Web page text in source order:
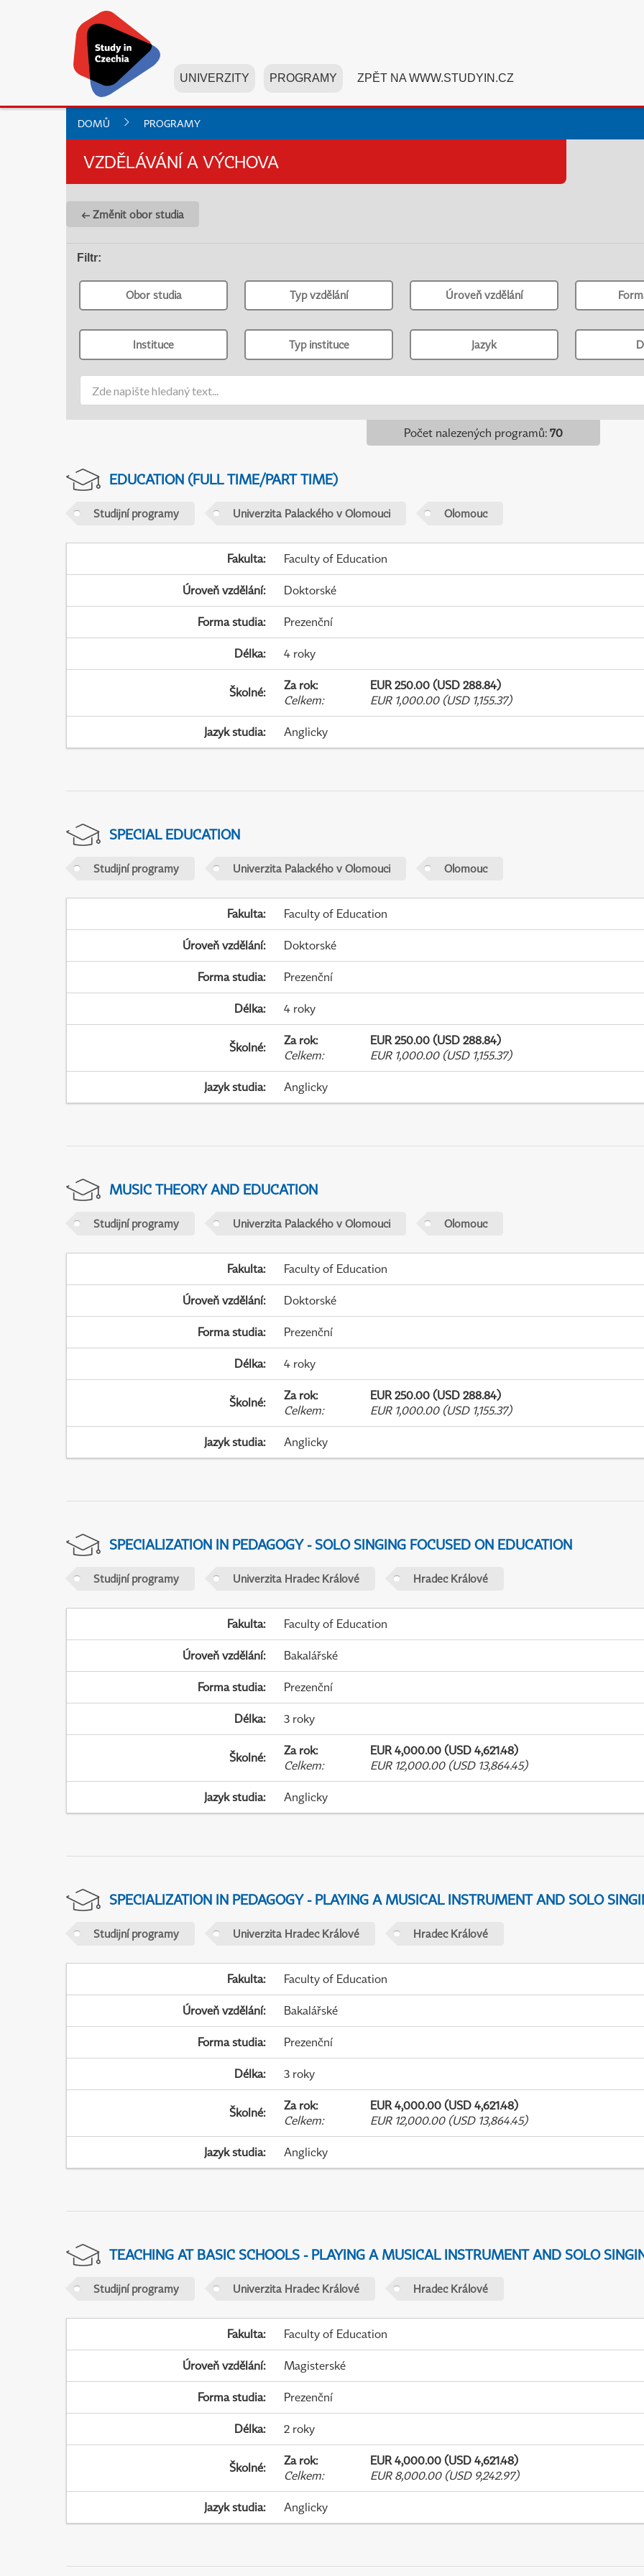
UNIVERZITY PROGRAMY ZPĚT NA WWW.STUDYIN.CZ
DOMŮ PROGRAMY
VZDĚLÁVÁNÍ A VÝCHOVA
← Změnit obor studia
Filtr:
Obor studia Typ vzdělání Úroveň vzdělání
Instituce Typ instituce Jazyk
Počet nalezených programů: 70
EDUCATION (FULL TIME/PART TIME)
Studijní programy Univerzita Palackého v Olomouci Olomouc
Fakulta: Faculty of Education
Úroveň vzdělání: Doktorské
Forma studia: Prezenční
Délka: 4 roky
Školné: Za rok:
EUR 250.00 (USD 288.84)
Celkem: EUR 1,000.00 (USD 1,155.37)
Jazyk studia: Anglicky
SPECIAL EDUCATION
Studijní programy Univerzita Palackého v Olomouci Olomouc
Fakulta: Faculty of Education
Úroveň vzdělání: Doktorské
Forma studia: Prezenční
Délka: 4 roky
Školné: Za rok:
EUR 250.00 (USD 288.84)
Celkem: EUR 1,000.00 (USD 1,155.37)
Jazyk studia: Anglicky
MUSIC THEORY AND EDUCATION
Studijní programy Univerzita Palackého v Olomouci Olomouc
Fakulta: Faculty of Education
Úroveň vzdělání: Doktorské
Forma studia: Prezenční
Délka: 4 roky
Školné: Za rok:
EUR 250.00 (USD 288.84)
Celkem: EUR 1,000.00 (USD 1,155.37)
Jazyk studia: Anglicky
SPECIALIZATION IN PEDAGOGY - SOLO SINGING FOCUSED ON EDUCATION
Studijní programy Univerzita Hradec Králové Hradec Králové
Fakulta: Faculty of Education
Úroveň vzdělání: Bakalářské
Forma studia: Prezenční
Délka: 3 roky
Školné: Za rok:
EUR 4,000.00 (USD 4,621.48)
Celkem: EUR 12,000.00 (USD 13,864.45)
Jazyk studia: Anglicky
SPECIALIZATION IN PEDAGOGY - PLAYING A MUSICAL INSTRUMENT AND SOLO
Studijní programy Univerzita Hradec Králové Hradec Králové
Fakulta: Faculty of Education
Úroveň vzdělání: Bakalářské
Forma studia: Prezenční
Délka: 3 roky
Školné: Za rok:
EUR 4,000.00 (USD 4,621.48)
Celkem: EUR 12,000.00 (USD 13,864.45)
Jazyk studia: Anglicky
TEACHING AT BASIC SCHOOLS - PLAYING A MUSICAL INSTRUMENT AND SOLO
Studijní programy Univerzita Hradec Králové Hradec Králové
Fakulta: Faculty of Education
Úroveň vzdělání: Magisterské
Forma studia: Prezenční
Délka: 2 roky
Školné: Za rok:
EUR 4,000.00 (USD 4,621.48)
Celkem: EUR 8,000.00 (USD 9,242.97)
Jazyk studia: Anglicky